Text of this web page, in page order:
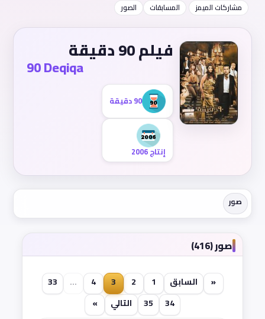
مشاركات الميمز
المسابقات الصور
فيلم 90 دقيقة
90 Deqiqa
90 دقيقة
إنتاج 2006
صور
صور (416)
« السابق 1
2
3
4
...
33
34
35 التالي
»